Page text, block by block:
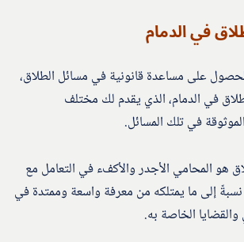
في الدمام
على مساعدة قانونية في مسائل الطلاق،
في الدمام، الذي يقدم لك مختلف
في تلك المسائل.
هو المحامي الأجدر والأكفء في التعامل مع
إلى ما يمتلكه من معرفة واسعة وممتدة في
الخاصة به.